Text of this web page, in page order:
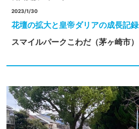
2023/1/30
花壇の拡大と皇帝ダリアの成長記録
スマイルパークこわだ（茅ヶ崎市）